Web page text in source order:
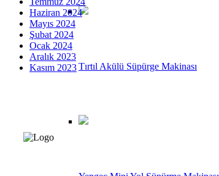
Tırtıl Akülü Süpürge Makinası
Haziran 2024
Mayıs 2024
Şubat 2024
Ocak 2024
Aralık 2023
Kasım 2023